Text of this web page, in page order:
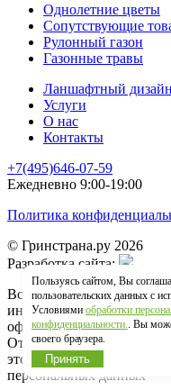
Однолетние цветы
Сопутствующие
Рулонный газон
Газонные травы
Ланшафтный дизайн
Услуги
О нас
Контакты
+7(495)646-07-59
Ежедневно 9:00-19:00
Политика
© Гринстрана.ру 2026
Разработка сайта:
Вся информация,
информационный
офертой, определеннй
Отпрвыляя сведения
этом сайте, вы
персональных данных
Пользуясь сайтом, Вы
пользовательских данных с
Условиями обработки
конфиденциальности.. Вы
своего браузера.
Принять